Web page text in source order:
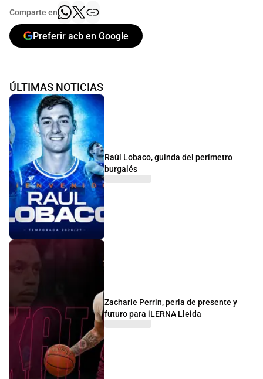
Comparte en
Preferir acb en Google
ÚLTIMAS NOTICIAS
Raúl Lobaco, guinda del perímetro
burgalés
Zacharie Perrin, perla de presente y
futuro para iLERNA Lleida